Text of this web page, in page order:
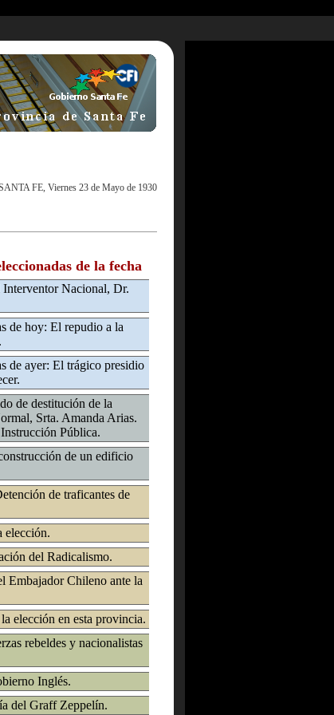
FE, Viernes 23 de Mayo de 1930
de la fecha
Interventor Nacional, Dr.
de hoy: El repudio a la
de ayer: El trágico presidio
de destitución de la
Srta. Amanda Arias.
Pública.
de un edificio
de traficantes de
elección.
del Radicalismo.
Embajador Chileno ante la
elección en esta provincia.
rebeldes y nacionalistas
Inglés.
del Graff Zeppelín.